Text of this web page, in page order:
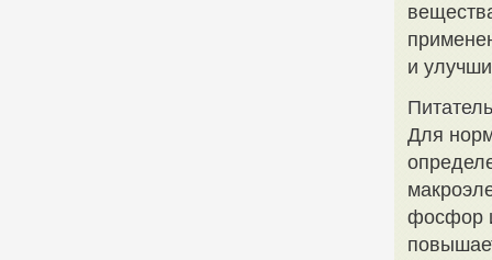
и
Для
фосфор